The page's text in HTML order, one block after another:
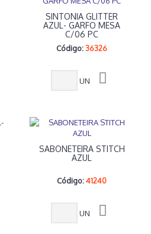
SINTONIA GLITTER
AZUL- GARFO MESA
C/06 PC
Código:36326
UN
SABONETEIRA STITCH
AZUL
Código:41240
UN